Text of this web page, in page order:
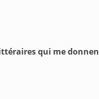
qui me